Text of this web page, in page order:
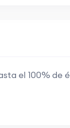
el 100% de